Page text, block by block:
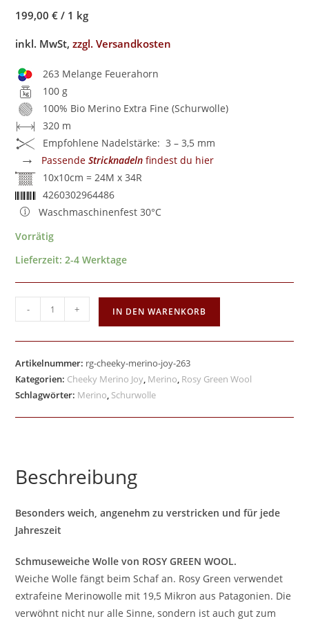
199,00 € / 1 kg
inkl. MwSt,zzgl. Versandkosten
263 Melange Feuerahorn
100 g
100% Bio Merino Extra Fine (Schurwolle)
320 m
Empfohlene Nadelstärke: 3 – 3,5 mm
→ PassendeStricknadeln findest du hier
10x10cm = 24M x 34R
4260302964486
Waschmaschinenfest 30°C
Vorrätig
Lieferzeit:2-4 Werktage
- + IN DEN WARENKORB
Artikelnummer: rg-cheeky-merino-joy-263
Kategorien: Cheeky Merino Joy, Merino, Rosy Green Wool
Schlagwörter: Merino, Schurwolle
Beschreibung
Besonders weich, angenehm zu verstricken und für jede
Jahreszeit
Schmuseweiche Wolle von ROSY GREEN WOOL.
Weiche Wolle fängt beim Schaf an. Rosy Green verwendet
extrafeine Merinowolle mit 19,5 Mikron aus Patagonien. Die
verwöhnt nicht nur alle Sinne, sondern ist auch gut zum